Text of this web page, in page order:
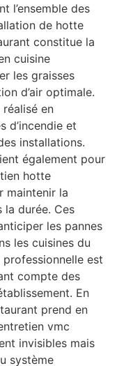
l’ensemble des
de hotte
constitue la
cuisine
les graisses
d’air optimale.
en
d’incendie et
installations.
également pour
hotte
maintenir la
la durée. Ces
les pannes
les cuisines du
est
compte des
En
prend en
vmc
invisibles mais
système